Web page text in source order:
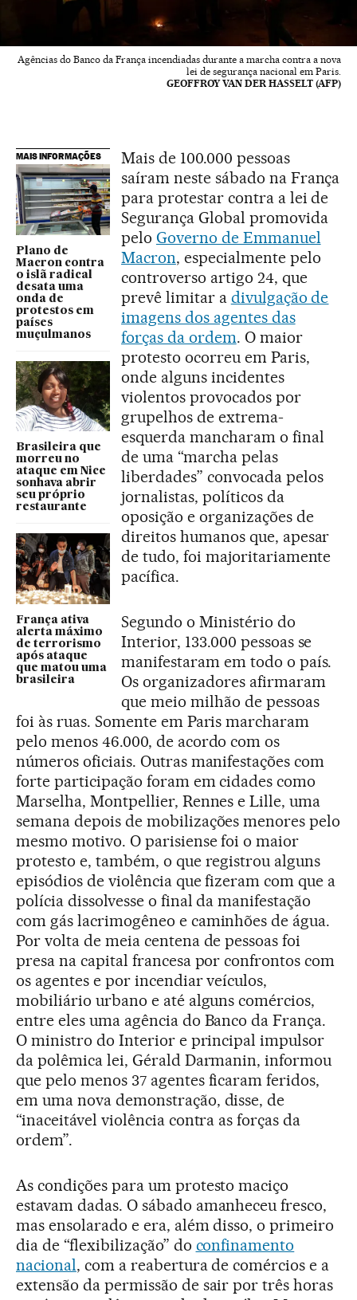
Agências do Banco da França incendiadas durante a marcha contra a nova
lei de segurança nacional em Paris.
GEOFFROY VAN DER HASSELT (AFP)
MAIS INFORMAÇÕES
Plano de
Macron contra
o islã radical
desata uma
onda de
protestos em
países
muçulmanos
Brasileira que
morreu no
ataque em Nice
sonhava abrir
seu próprio
restaurante
França ativa
alerta máximo
de terrorismo
após ataque
que matou uma
brasileira
Mais de 100.000 pessoas
saíram neste sábado na França
para protestar contra a lei de
Segurança Global promovida
pelo Governo de Emmanuel
Macron, especialmente pelo
controverso artigo 24, que
prevê limitar a divulgação de
imagens dos agentes das
forças da ordem. O maior
protesto ocorreu em Paris,
onde alguns incidentes
violentos provocados por
grupelhos de extrema-
esquerda mancharam o final
de uma “marcha pelas
liberdades” convocada pelos
jornalistas, políticos da
oposição e organizações de
direitos humanos que, apesar
de tudo, foi majoritariamente
pacífica.
Segundo o Ministério do
Interior, 133.000 pessoas se
manifestaram em todo o país.
Os organizadores afirmaram
que meio milhão de pessoas
foi às ruas. Somente em Paris marcharam
pelo menos 46.000, de acordo com os
números oficiais. Outras manifestações com
forte participação foram em cidades como
Marselha, Montpellier, Rennes e Lille, uma
semana depois de mobilizações menores pelo
mesmo motivo. O parisiense foi o maior
protesto e, também, o que registrou alguns
episódios de violência que fizeram com que a
polícia dissolvesse o final da manifestação
com gás lacrimogêneo e caminhões de água.
Por volta de meia centena de pessoas foi
presa na capital francesa por confrontos com
os agentes e por incendiar veículos,
mobiliário urbano e até alguns comércios,
entre eles uma agência do Banco da França.
O ministro do Interior e principal impulsor
da polêmica lei, Gérald Darmanin, informou
que pelo menos 37 agentes ficaram feridos,
em uma nova demonstração, disse, de
“inaceitável violência contra as forças da
ordem”.
As condições para um protesto maciço
estavam dadas. O sábado amanheceu fresco,
mas ensolarado e era, além disso, o primeiro
dia de “flexibilização” do confinamento
nacional, com a reabertura de comércios e a
extensão da permissão de sair por três horas